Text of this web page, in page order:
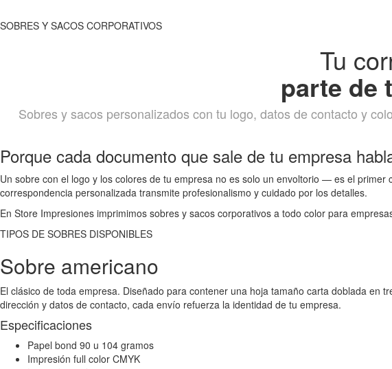
SOBRES Y SACOS CORPORATIVOS
Tu
parte de
Sobres y sacos personalizados con tu logo, datos de contacto y
Porque cada documento que sale de tu empresa
Un sobre con el logo y los colores de tu empresa no es solo un envoltorio — es el
correspondencia personalizada transmite profesionalismo y cuidado por los detalles.
En Store Impresiones imprimimos sobres y sacos corporativos a todo color para
TIPOS DE SOBRES DISPONIBLES
Sobre americano
El clásico de toda empresa. Diseñado para contener una hoja tamaño carta doblada
dirección y datos de contacto, cada envío refuerza la identidad de tu empresa.
Especificaciones
Papel bond 90 u 104 gramos
Impresión full color CMYK